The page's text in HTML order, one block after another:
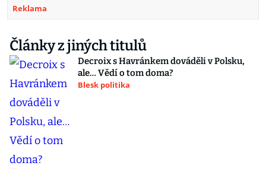
Reklama
Články z jiných titulů
Decroix s Havránkem dováděli v Polsku,
ale… Vědí o tom doma?
Blesk politika